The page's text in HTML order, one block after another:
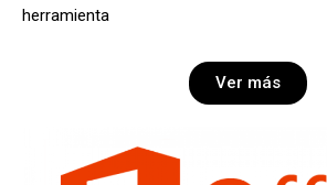
herramienta
Ver más